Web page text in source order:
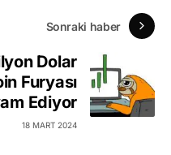
Sonraki haber
Dolar
Furyası
Ediyor
18 MART 2024